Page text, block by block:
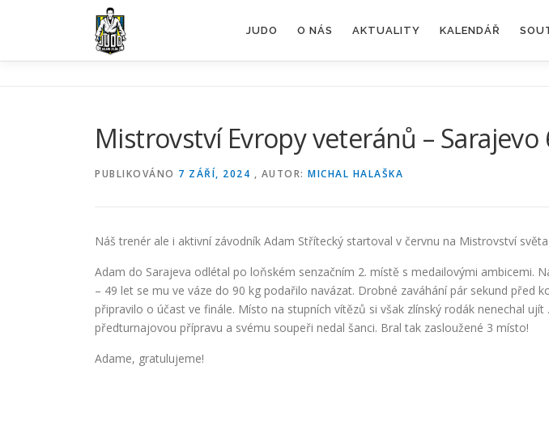
JUDO O NÁS AKTUALITY KALENDÁŘ
Mistrovství Evropy veteránů – Sarajevo
PUBLIKOVÁNO 7 ZÁŘÍ, 2024 , AUTOR: MICHAL HALAŠKA
Náš trenér ale i aktivní závodník Adam Střítecký startoval v červnu na Mistrovství
Adam do Sarajeva odlétal po loňském senzačním 2. místě s medailovými ambicemi.
– 49 let se mu ve váze do 90 kg podařilo navázat. Drobné zaváhání pár sekund před
připravilo o účast ve finále. Místo na stupních vítězů si však zlínský rodák nenechal
předturnajovou přípravu a svému soupeři nedal šanci. Bral tak zasloužené 3 místo!
Adame, gratulujeme!